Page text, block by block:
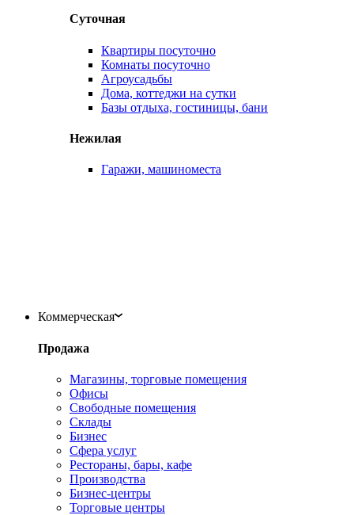
Суточная
Квартиры посуточно
Комнаты посуточно
Агроусадьбы
Дома, коттеджи на сутки
Базы отдыха, гостиницы, бани
Нежилая
Гаражи, машиноместа
Коммерческая
Продажа
Магазины, торговые помещения
Офисы
Свободные помещения
Склады
Бизнес
Сфера услуг
Рестораны, бары, кафе
Производства
Бизнес-центры
Торговые центры